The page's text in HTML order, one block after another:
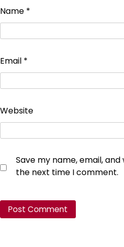
Name *
Email *
Website
Save my name, email,
the next time I comment.